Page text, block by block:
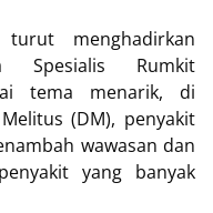
menghadirkan
Spesialis Rumkit
tema menarik, di
(DM), penyakit
wawasan dan
yang banyak